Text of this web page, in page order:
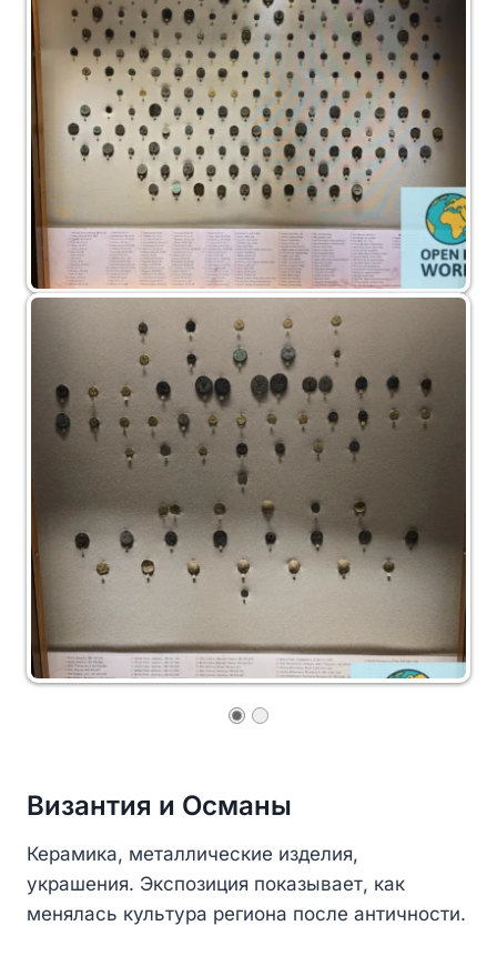
Византия и Османы
Керамика, металлические изделия,
украшения. Экспозиция показывает, как
менялась культура региона после античности.